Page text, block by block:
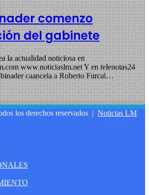
comenzo
del gabinete
la actualidad noticiosa en
www.noticiaslm.net Y en telenotas24
caancela a Roberto Furcal…
los derechos reservados | Noticias LM